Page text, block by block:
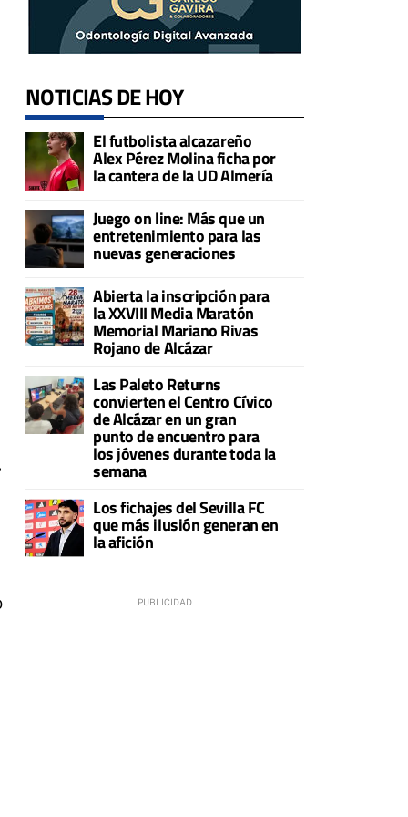
NOTICIAS DE HOY
El futbolista alcazareño
Alex Pérez Molina ficha por
la cantera de la UD Almería
Juego on line: Más que un
entretenimiento para las
nuevas generaciones
Abierta la inscripción para
la XXVIII Media Maratón
Memorial Mariano Rivas
Rojano de Alcázar
Las Paleto Returns
convierten el Centro Cívico
de Alcázar en un gran
punto de encuentro para
los jóvenes durante toda la
semana
Los fichajes del Sevilla FC
que más ilusión generan en
la afición